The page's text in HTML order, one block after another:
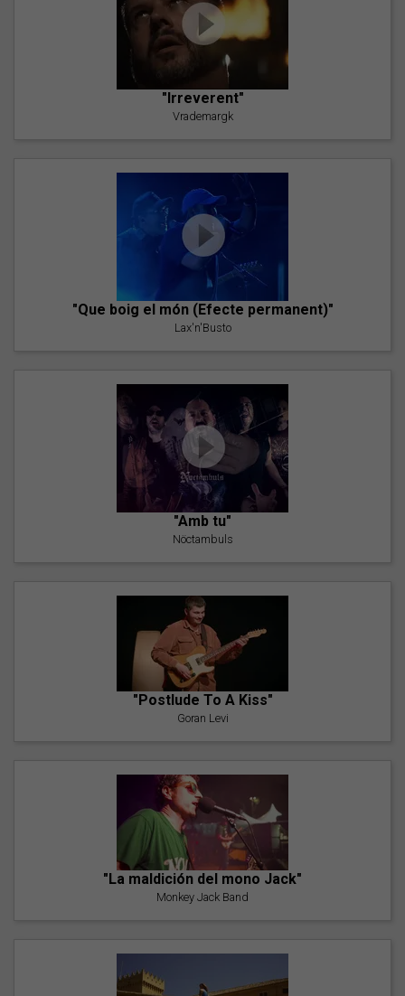
"Irreverent"
Vrademargk
"Que boig el món (Efecte permanent)"
Lax'n'Busto
"Amb tu"
Nöctambuls
"Postlude To A Kiss"
Goran Levi
"La maldición del mono Jack"
Monkey Jack Band